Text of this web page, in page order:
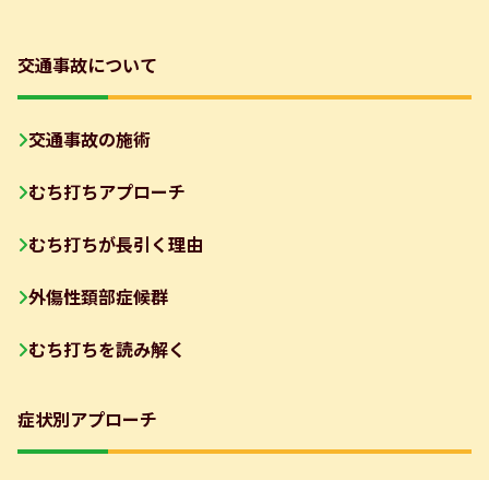
交通事故について
交通事故の施術
むち打ちアプローチ
むち打ちが長引く理由
外傷性頚部症候群
むち打ちを読み解く
症状別アプローチ